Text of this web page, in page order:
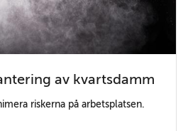
av kvartsdamm
riskerna på arbetsplatsen.